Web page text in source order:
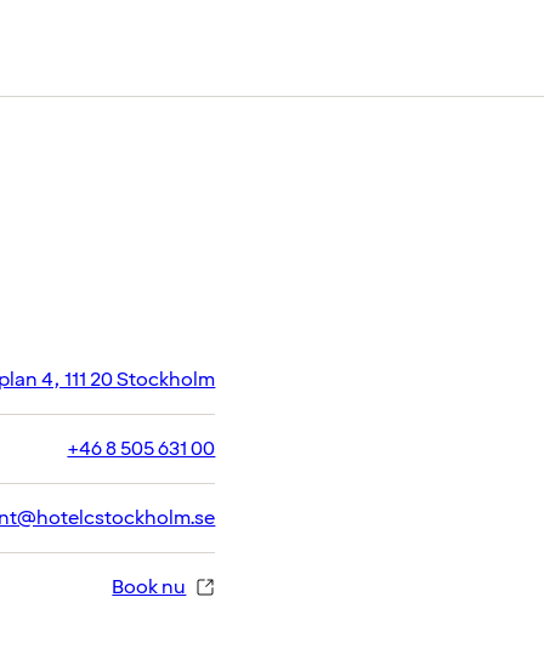
4, 111 20 Stockholm
+46 8 505 631 00
Book nu